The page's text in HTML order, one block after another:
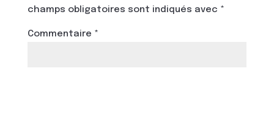
champs obligatoires sont indiqués avec *
Commentaire *